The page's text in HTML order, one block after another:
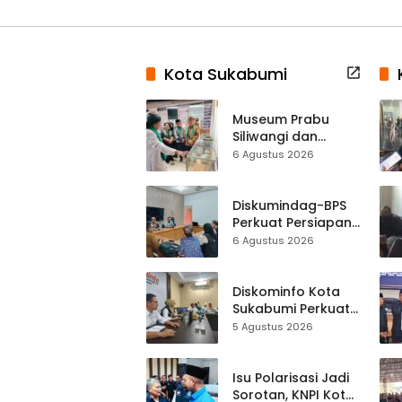
Kota Sukabumi
Museum Prabu
Siliwangi dan
Museum Keramik
Hampir 500 Koleksi
Dipisahkan
6 Agustus 2026
Diskumindag-BPS
Perkuat Persiapan
Sensus Ekonomi,
Terbuka Beri Data
6 Agustus 2026
Diskominfo Kota
Sukabumi Perkuat
Satu Data
Kewilayahan
Dikebut
5 Agustus 2026
Isu Polarisasi Jadi
Sorotan, KNPI Kota